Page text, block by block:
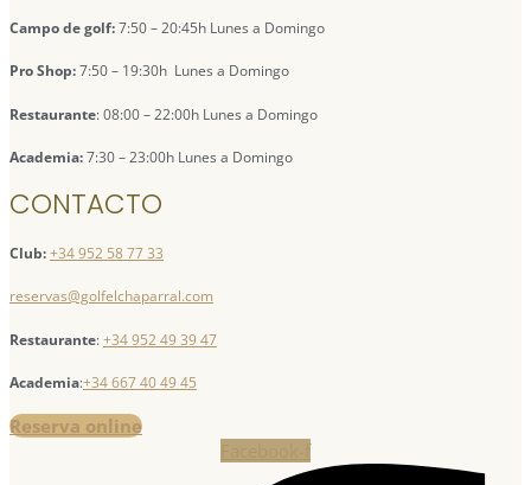
Campo de golf:7:50 – 20:45h Lunes a Domingo
Pro Shop:7:50 – 19:30h Lunes a Domingo
Restaurante: 08:00 – 22:00h Lunes a Domingo
Academia:7:30 – 23:00h Lunes a Domingo
CONTACTO
Club:+34 952 58 77 33
reservas@golfelchaparral.com
Restaurante:+34 952 49 39 47
Academia:+34 667 40 49 45
Reserva online